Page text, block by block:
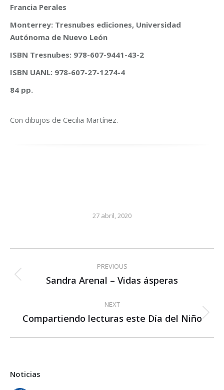
Francia Perales
Monterrey: Tresnubes ediciones, Universidad
Autónoma de Nuevo León
ISBN Tresnubes: 978-607-9441-43-2
ISBN UANL: 978-607-27-1274-4
84 pp.
Con dibujos de Cecilia Martínez.
27 abril, 2020
navigation
PREVIOUS
Previous
Sandra Arenal – Vidas ásperas
NEXT
Next
Compartiendo lecturas este Día del Niño
Noticias